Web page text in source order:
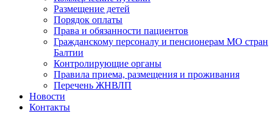
Размещение детей
Порядок оплаты
Права и обязанности пациентов
Гражданскому персоналу и пенсионерам МО стран
Балтии
Контролирующие органы
Правила приема, размещения и проживания
Перечень ЖНВЛП
Новости
Контакты